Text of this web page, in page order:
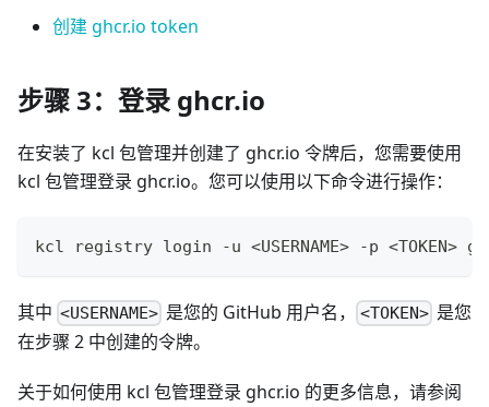
创建 ghcr.io token
步骤 3：登录 ghcr.io
在安装了 kcl 包管理并创建了 ghcr.io 令牌后，您需要使用
kcl 包管理登录 ghcr.io。您可以使用以下命令进行操作：
kcl registry login -u <USERNAME> -p <TOKEN>
其中 <USERNAME> 是您的 GitHub 用户名， <TOKEN>是您
在步骤 2 中创建的令牌。
关于如何使用 kcl 包管理登录 ghcr.io 的更多信息，请参阅